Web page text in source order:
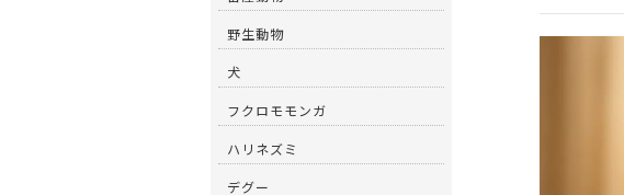
野生動物
犬
フクロモモンガ
ハリネズミ
デグー